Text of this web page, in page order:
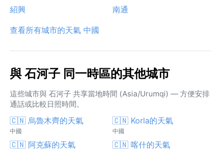
紹興
南通
查看所有城市的天氣 中國
與 石河子 同一時區的其他城市
這些城市與 石河子 共享當地時間 (Asia/Urumqi) — 方便安排
通話或比較日照時間。
🇨🇳 烏魯木齊的天氣
中國
🇨🇳 Korla的天氣
中國
🇨🇳 阿克蘇的天氣 🇨🇳 喀什的天氣